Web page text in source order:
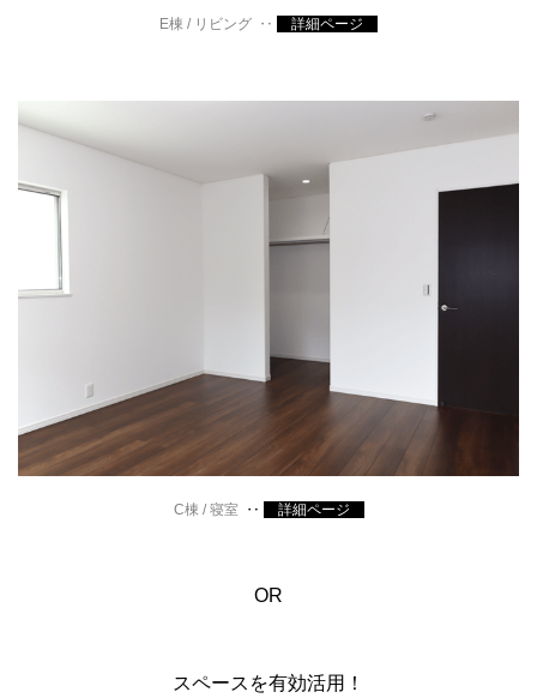
E棟 / リビング ‥ 詳細ページ
C棟 / 寝室 ‥ 詳細ページ
OR
スペースを有効活用！